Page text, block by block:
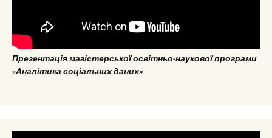
Презентація магістерської освітньо-наукової програми
«Аналітика соціальних даних»